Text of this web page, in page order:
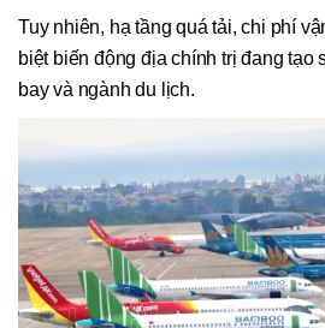
Tuy nhiên, hạ tầng quá tải, chi phí
biệt biến động địa chính trị đang tạo
bay và ngành du lịch.